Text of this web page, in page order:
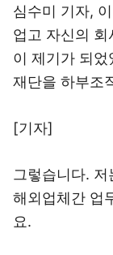
심수미 기자,
업고 자신의
이 제기가 되
재단을 하부조
[기자]
그렇습니다.
해외업체간 업
요.